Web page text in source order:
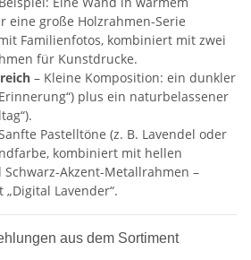
eine große Holzrahmen-Serie
Familienfotos, kombiniert mit zwei
für Kunstdrucke.
– Kleine Komposition: ein dunkler
plus ein naturbelassener
Pastelltöne (z. B. Lavendel oder
kombiniert mit hellen
Akzent-Metallrahmen –
Lavender“.
aus dem Sortiment